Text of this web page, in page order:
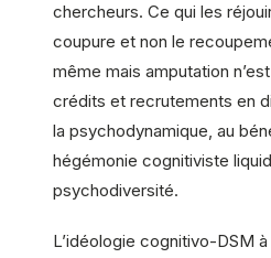
chercheurs. Ce qui les
coupure et non le
même mais amputation
crédits et recrutements en
la psychodynamique, au
hégémonie cognitiviste
psychodiversité.
L’idéologie cognitivo-DSM